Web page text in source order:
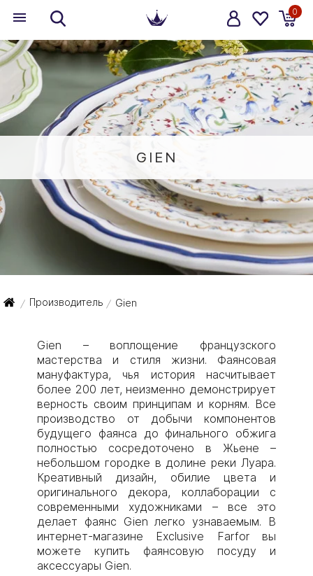
0
GIEN
/ Производитель / Gien
Gien – воплощение французского
мастерства и стиля жизни. Фаянсовая
мануфактура, чья история насчитывает
более 200 лет, неизменно демонстрирует
верность своим принципам и корням. Все
производство от добычи компонентов
будущего фаянса до финального обжига
полностью сосредоточено в Жьене –
небольшом городке в долине реки Луара.
Креативный дизайн, обилие цвета и
оригинального декора, коллаборации с
современными художниками – все это
делает фаянс Gien легко узнаваемым. В
интернет-магазине Exclusive Farfor вы
можете купить фаянсовую посуду и
аксессуары Gien.